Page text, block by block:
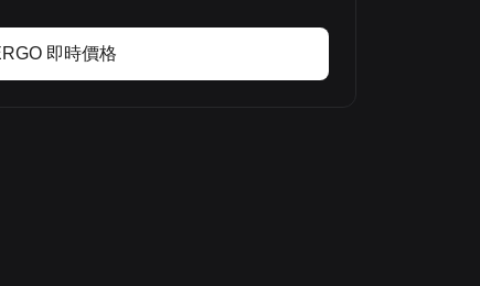
即時價格